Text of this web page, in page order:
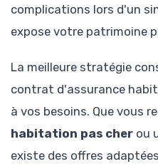
complications lors d'un
expose votre patrimoine
La meilleure stratégie
contrat d'assurance
à vos besoins. Que vous
habitation pas cher ou
existe des offres